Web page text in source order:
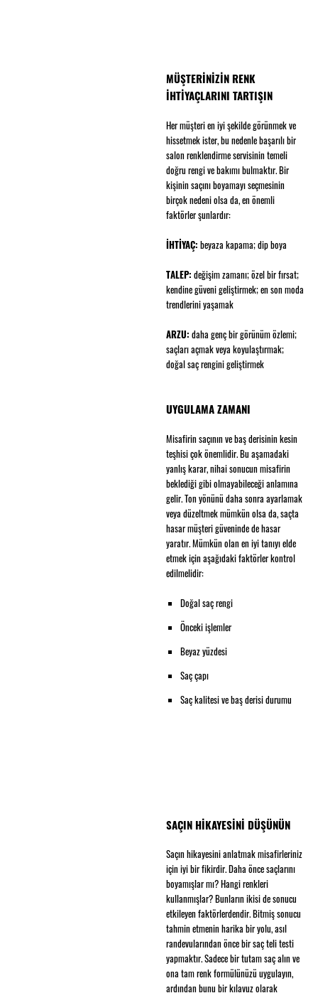
MÜŞTERİNİZİN RENK
İHTİYAÇLARINI TARTIŞIN
Her müşteri en iyi şekilde görünmek ve
hissetmek ister, bu nedenle başarılı bir
salon renklendirme servisinin temeli
doğru rengi ve bakımı bulmaktır. Bir
kişinin saçını boyamayı seçmesinin
birçok nedeni olsa da, en önemli
faktörler şunlardır:
İHTİYAÇ: beyaza kapama; dip boya
TALEP: değişim zamanı; özel bir fırsat;
kendine güveni geliştirmek; en son moda
trendlerini yaşamak
ARZU: daha genç bir görünüm özlemi;
saçları açmak veya koyulaştırmak;
doğal saç rengini geliştirmek
UYGULAMA ZAMANI
Misafirin saçının ve baş derisinin kesin
teşhisi çok önemlidir. Bu aşamadaki
yanlış karar, nihai sonucun misafirin
beklediği gibi olmayabileceği anlamına
gelir. Ton yönünü daha sonra ayarlamak
veya düzeltmek mümkün olsa da, saçta
hasar müşteri güveninde de hasar
yaratır. Mümkün olan en iyi tanıyı elde
etmek için aşağıdaki faktörler kontrol
edilmelidir:
Doğal saç rengi
Önceki işlemler
Beyaz yüzdesi
Saç çapı
Saç kalitesi ve baş derisi durumu
SAÇIN HİKAYESİNİ DÜŞÜNÜN
Saçın hikayesini anlatmak misafirleriniz
için iyi bir fikirdir. Daha önce saçlarını
boyamışlar mı? Hangi renkleri
kullanmışlar? Bunların ikisi de sonucu
etkileyen faktörlerdendir. Bitmiş sonucu
tahmin etmenin harika bir yolu, asıl
randevularından önce bir saç teli testi
yapmaktır. Sadece bir tutam saç alın ve
ona tam renk formülünüzü uygulayın,
ardından bunu bir kılavuz olarak